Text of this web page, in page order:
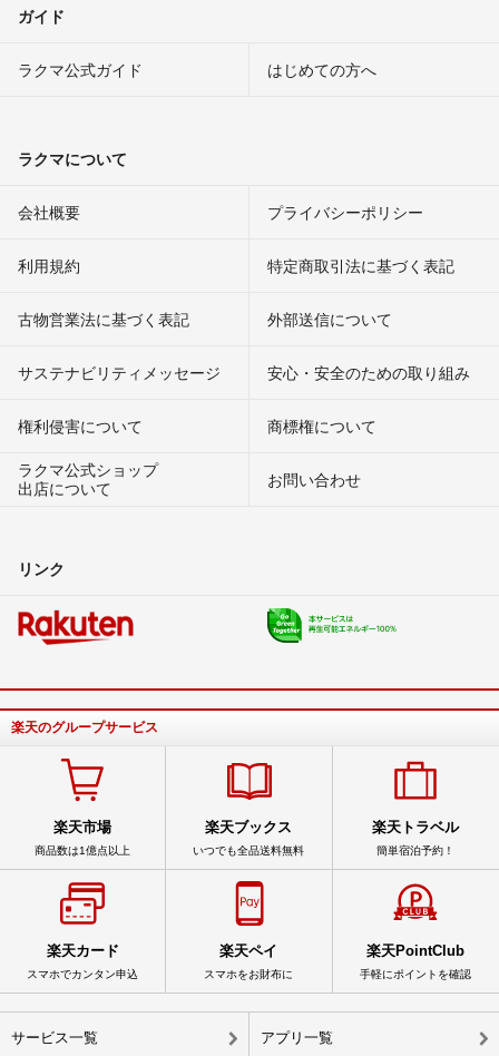
ガイド
ラクマ公式ガイド はじめての方へ
ラクマについて
会社概要 プライバシーポリシー
利用規約 特定商取引法に基づく表記
古物営業法に基づく表記 外部送信について
サステナビリティメッセージ 安心・安全のための取り組み
権利侵害について
商標権について
ラクマ公式ショップ
出店について
お問い合わせ
リンク
楽天のグループサービス
楽天市場
商品数は1億点以上
楽天ブックス
いつでも全品送料無料
楽天トラベル
簡単宿泊予約！
楽天カード
スマホでカンタン申込
楽天ペイ
スマホをお財布に
楽天PointClub
手軽にポイントを確認
サービス一覧 アプリ一覧